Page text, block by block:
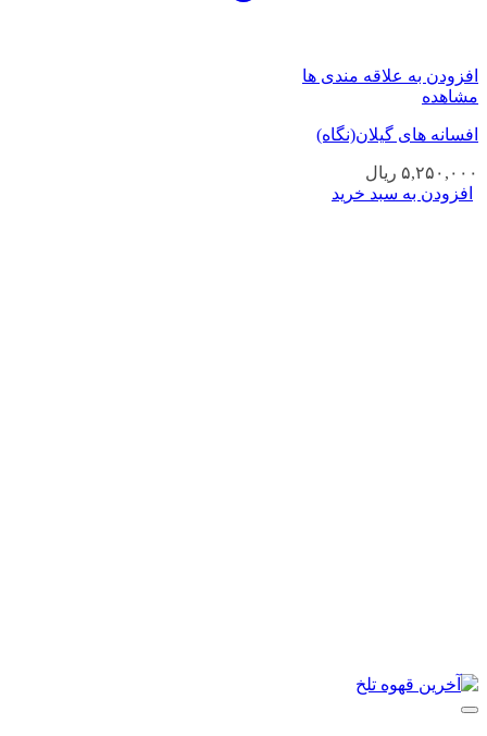
افزودن به علاقه مندی ها
مشاهده
افسانه های گیلان(نگاه)
۵,۲۵۰,۰۰۰ ریال
افزودن به سبد خرید